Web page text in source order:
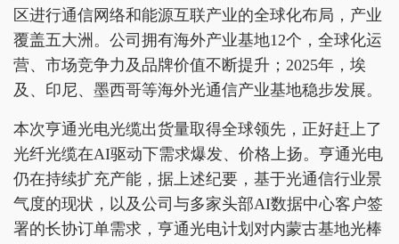
区进行通信网络和能源互联产业的全球化布局，产业
覆盖五大洲。公司拥有海外产业基地12个，全球化运
营、市场竞争力及品牌价值不断提升；2025年，埃
及、印尼、墨西哥等海外光通信产业基地稳步发展。
本次亨通光电光缆出货量取得全球领先，正好赶上了
光纤光缆在AI驱动下需求爆发、价格上扬。亨通光电
仍在持续扩充产能，据上述纪要，基于光通信行业景
气度的现状，以及公司与多家头部AI数据中心客户签
署的长协订单需求，亨通光电计划对内蒙古基地光棒